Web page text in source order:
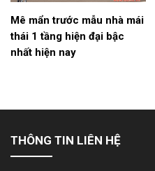
Mê mẩn trước mẫu nhà mái
thái 1 tầng hiện đại bậc
nhất hiện nay
THÔNG TIN LIÊN HỆ